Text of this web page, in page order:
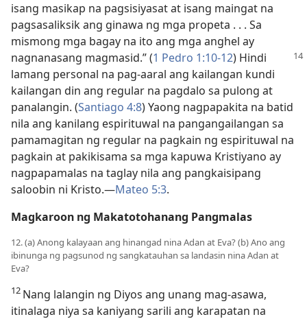
isang masikap na pagsisiyasat at isang maingat na
pagsasaliksik ang ginawa ng mga propeta . . . Sa
mismong mga bagay na ito ang mga anghel ay
nagnanasang magmasid.” (1 Pedro 1:10-12) Hindi
lamang personal na pag-aaral ang kailangan kundi
kailangan din ang regular na pagdalo sa pulong at
panalangin. (Santiago 4:8) Yaong nagpapakita na batid
nila ang kanilang espirituwal na pangangailangan sa
pamamagitan ng regular na pagkain ng espirituwal na
pagkain at pakikisama sa mga kapuwa Kristiyano ay
nagpapamalas na taglay nila ang pangkaisipang
saloobin ni Kristo.​—Mateo 5:3.
Magkaroon ng Makatotohanang Pangmalas
12. (a) Anong kalayaan ang hinangad nina Adan at Eva? (b) Ano ang
ibinunga ng pagsunod ng sangkatauhan sa landasin nina Adan at
Eva?
12 Nang lalangin ng Diyos ang unang mag-asawa,
itinalaga niya sa kaniyang sarili ang karapatan na